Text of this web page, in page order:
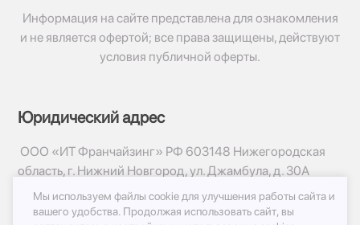
Информация на сайте представлена для ознакомления
и не является офертой; все права защищены, действуют
условия публичной оферты.
Юридический адрес
ООО «ИТ Франчайзинг» РФ 603148 Нижегородская
область, г. Нижний Новгород, ул. Джамбула, д. 30А
© 2017-2026г, База Цветов 24.ру
Мы используем файлы cookie для улучшения работы сайта и
вашего удобства. Продолжая использовать сайт, вы